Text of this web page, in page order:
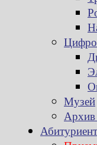
Музей
Архив